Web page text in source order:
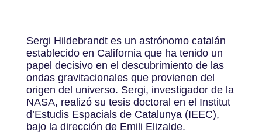
Sergi Hildebrandt es un astrónomo catalán
establecido en California que ha tenido un
papel decisivo en el descubrimiento de las
ondas gravitacionales que provienen del
origen del universo. Sergi, investigador de la
NASA, realizó su tesis doctoral en el Institut
d’Estudis Espacials de Catalunya (IEEC),
bajo la dirección de Emili Elizalde.